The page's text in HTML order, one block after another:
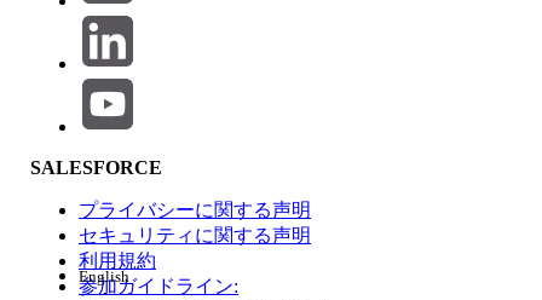
製品エリア
機能の影響
SALESFORCE
プライバシーに関する声明
セキュリティに関する声明
利用規約
参加ガイドライン:
English